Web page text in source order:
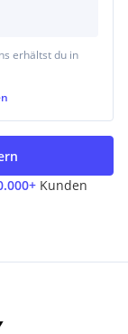
erhältst du in
Kunden